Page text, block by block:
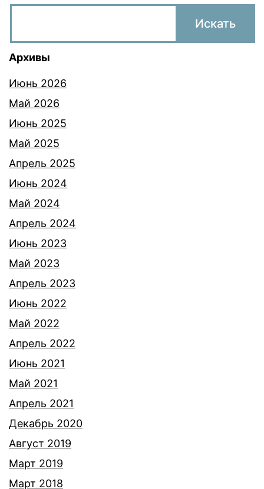
Архивы
Июнь 2026
Май 2026
Июнь 2025
Май 2025
Апрель 2025
Июнь 2024
Май 2024
Апрель 2024
Июнь 2023
Май 2023
Апрель 2023
Июнь 2022
Май 2022
Апрель 2022
Июнь 2021
Май 2021
Апрель 2021
Декабрь 2020
Август 2019
Март 2019
Март 2018